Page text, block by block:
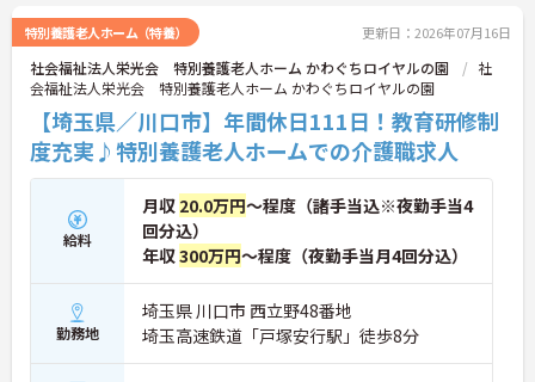
特別養護老人ホーム（特養） 更新日：2026年07月16日
社会福祉法人栄光会 特別養護老人ホーム かわぐちロイヤルの園
社
会福祉法人栄光会 特別養護老人ホーム かわぐちロイヤルの園
【埼玉県／川口市】年間休日111日！教育研修制
度充実♪特別養護老人ホームでの介護職求人
給料
月収 20.0万円～程度（諸手当込※夜勤手当4
回分込）
年収300万円～程度（夜勤手当月4回分込）
勤務地
埼玉県 川口市 西立野48番地
埼玉高速鉄道「戸塚安行駅」徒歩8分